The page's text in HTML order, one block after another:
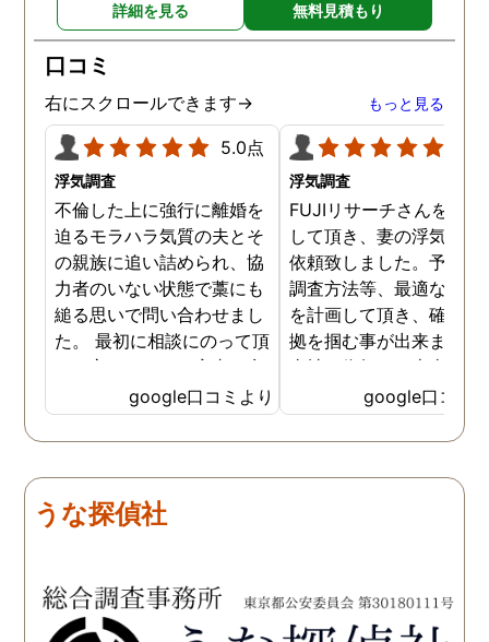
詳細を見る 無料見積もり
口コミ
右にスクロールできます→ もっと見る
5.0点
浮気調査
不倫した上に強行に離婚を
迫るモラハラ気質の夫とそ
の親族に追い詰められ、協
力者のいない状態で藁にも
縋る思いで問い合わせまし
た。 最初に相談にのって頂
いた方も、とても率直に意
見を言っていただき、また
費用面も正直に答えていた
だき、私の望む結果を得る
言えないですが、それでも
少しでも低く抑えるアドバ
た。 調査も私の望む結果を
得るべく、尽力して頂き、
google口コミより
浮気調査
FUJIリサーチさんをご紹
して頂き、妻の浮気調査
依頼致しました。予算か
調査方法等、最適なやり
を計画して頂き、確実な
拠を掴む事が出来ました
当社に依頼して本当に良
ったと実感しております
依頼中にはいろいろな相
も聞いて頂き、救われる
謝しております。 私と
何かありましたらご相談
せて頂きたいと思います
google口コミ
うな探偵社